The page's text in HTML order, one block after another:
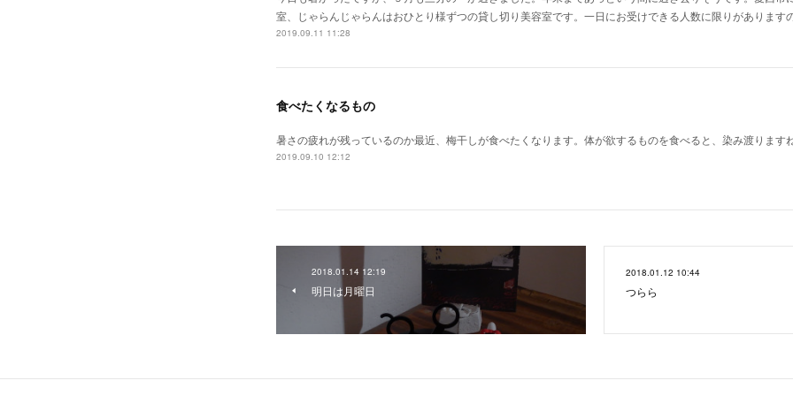
室、じゃらんじゃらんはおひとり様ずつの貸し切り美容室です。一日にお受けできる人数に限りがありま
2019.09.11 11:28
食べたくなるもの
暑さの疲れが残っているのか最近、梅干しが食べたくなります。体が欲するものを食べると、染み渡りますね
2019.09.10 12:12
2018.01.14 12:19
明日は月曜日
2018.01.12 10:44
つらら